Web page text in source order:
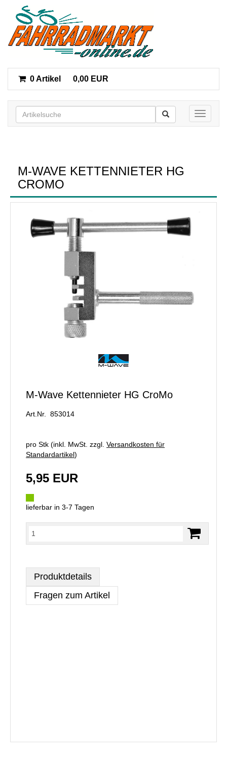
0 Artikel 0,00 EUR
Toggle
M-WAVE KETTENNIETER HG
CROMO
M-Wave Kettennieter HG CroMo
Art.Nr. 853014
pro Stk (inkl. MwSt. zzgl. Versandkosten für
Standardartikel)
5,95 EUR
lieferbar in 3-7 Tagen
Produktdetails
Fragen zum Artikel